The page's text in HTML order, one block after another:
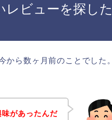
レビューを探した
ら数ヶ月前のことでした。
があったんだ